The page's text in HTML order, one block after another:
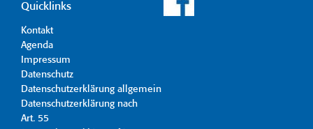
Quicklinks
Kontakt
Agenda
Impressum
Datenschutz
Datenschutzerklärung allgemein
Datenschutzerklärung nach
Art. 55